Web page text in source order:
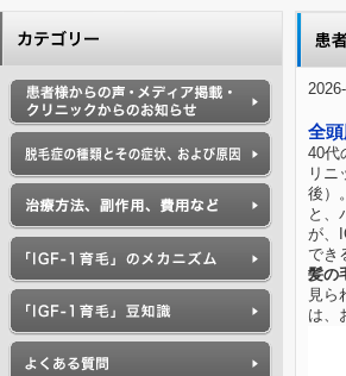
全
40代
リニ
後）
と、
が、
でき
髪の
見ら
は、